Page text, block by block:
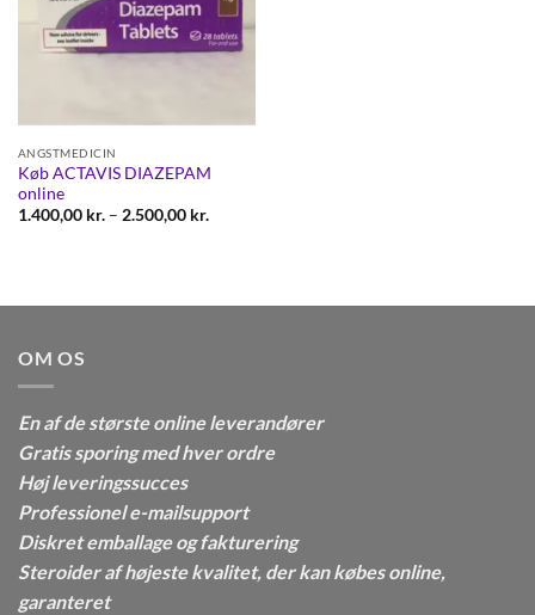
ANGSTMEDICIN
Køb ACTAVIS DIAZEPAM
online
1.400,00 kr. – 2.500,00 kr.
OM OS
En af de største online leverandører
Gratis sporing med hver ordre
Høj leveringssucces
Professionel e-mailsupport
Diskret emballage og fakturering
Steroider af højeste kvalitet, der kan købes online,
garanteret